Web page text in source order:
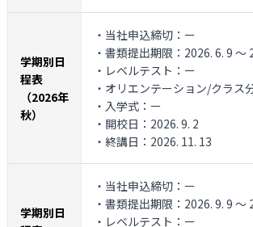
学期別日
程表
（2026年
秋）
・当社申込締切：ー
・書類提出期限：2026. 6. 9 ～
・レベルテスト：ー
・オリエンテーション/クラス
・入学式：ー
・開校日：2026. 9. 2
・終講日：2026. 11. 13
学期別日
・当社申込締切：ー
・書類提出期限：2026. 9. 9 ～
・レベルテスト：ー